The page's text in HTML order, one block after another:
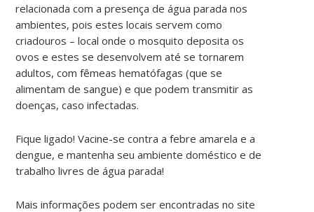
relacionada com a presença de água parada nos
ambientes, pois estes locais servem como
criadouros – local onde o mosquito deposita os
ovos e estes se desenvolvem até se tornarem
adultos, com fêmeas hematófagas (que se
alimentam de sangue) e que podem transmitir as
doenças, caso infectadas.
Fique ligado! Vacine-se contra a febre amarela e a
dengue, e mantenha seu ambiente doméstico e de
trabalho livres de água parada!
Mais informações podem ser encontradas no site